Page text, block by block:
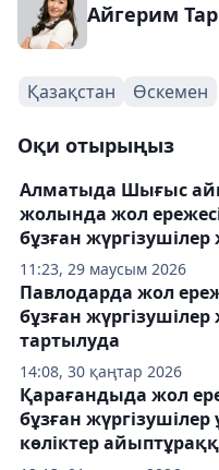
Айгерим
Қазақстан Өскемен
Оқи отырыңыз
11:23, 29 маусым 2026
Алматыда Шығыс
жолында жол
бұзған
14:08, 30 қаңтар 2026
Павлодарда жол
бұзған
тартылуда
Қарағандыда жол
бұзған жүргізушілер
көліктер